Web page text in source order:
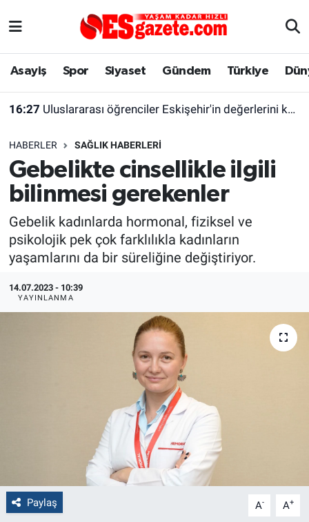
Asayiş Spor Siyaset Gündem Türkiye
16:27 Uluslararası öğrenciler Eskişehir'in değerlerini keşfetti
HABERLER SAĞLIK HABERLERI
Gebelikte cinsellikle ilgili
bilinmesi gerekenler
Gebelik kadınlarda hormonal, fiziksel ve
psikolojik pek çok farklılıkla kadınların
yaşamlarını da bir süreliğine değiştiriyor.
14.07.2023 - 10:39
YAYINLANMA
Paylaş A- A+
Asayiş
Gündem
Türkiye
Dünya
Sağlık
Alış-Veriş/İş dünyası
Yaşam
Eskişehirspor Arşivi
Eskişehir Arşivi
Röportaj
Ekonomi
Kültür Sanat
Çevre
Eskişehir Nöbetçi Eczaneler
Süper Lig Puan Durumu ve Fikstür
Tüm Manşetler
Son Dakika Haberleri
Haber Arşivi